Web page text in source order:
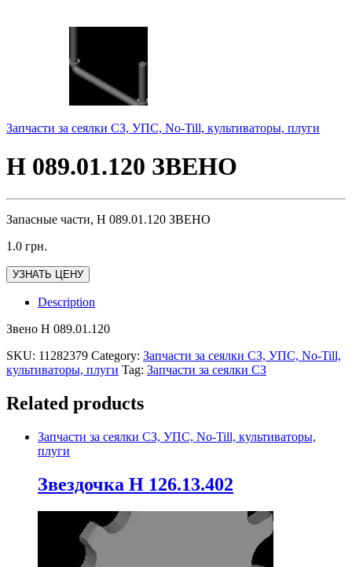
Запчасти за сеялки СЗ, УПС, No-Till, культиваторы, плуги
Н 089.01.120 ЗВЕНО
Запасные части, Н 089.01.120 ЗВЕНО
1.0 грн.
УЗНАТЬ ЦЕНУ
Description
Звено Н 089.01.120
SKU: 11282379 Category: Запчасти за сеялки СЗ, УПС, No-Till,
культиваторы, плуги Tag: Запчасти за сеялки СЗ
Related products
Запчасти за сеялки СЗ, УПС, No-Till, культиваторы,
плуги
Звездочка Н 126.13.402